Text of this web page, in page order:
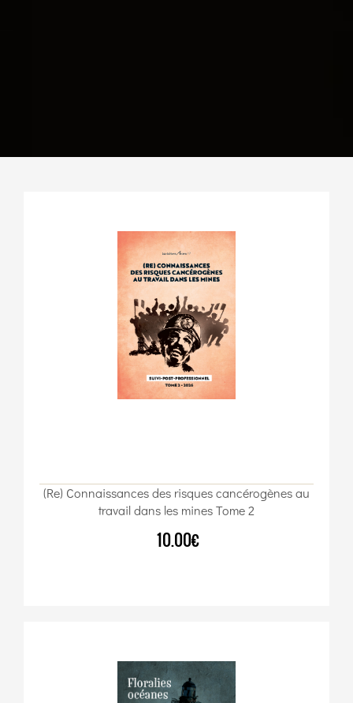
(Re) Connaissances des risques cancérogènes au
travail dans les mines Tome 2
10.00€